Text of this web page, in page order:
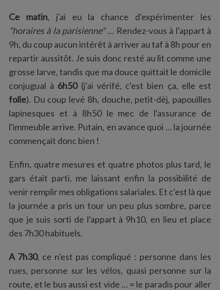
Ce matin, j'ai eu la chance d'expérimenter les
"horaires à la parisienne"… Rendez-vous à l'appart à
9h, du coup aucun intérêt à arriver au taf à 8h pour en
repartir aussitôt. Je suis donc resté au lit comme une
grosse larve, tandis que ma douce quittait le domicile
conjugual à 6h50(j'ai vérifé, c'est bien ça, elle est
folle). Du coup levé 8h, douche, petit-dèj, papouilles
lapinesques et à 8h50 le mec de l'assurance de
l'immeuble arrive. Putain, en avance quoi … la journée
commençait donc bien !
Enfin, quatre mesures et quatre photos plus tard, le
gars était parti, me laissant enfin la possibilité de
venir remplir mes obligations salariales. Et c'est là que
la journée a pris un tour un peu plus sombre, parce
que je suis sorti de l'appart à 9h10, en lieu et place
des 7h30 habituels.
A 7h30, ce n'est pas compliqué : personne dans les
rues, personne sur les vélos, quasi personne sur la
route, et le bus aussi est vide … = le paradis pour aller